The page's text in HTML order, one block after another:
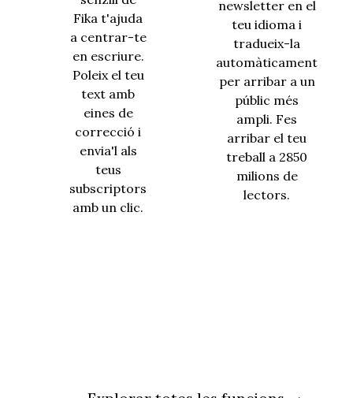
Fika t'ajuda
a centrar-te
en escriure.
Poleix el teu
text amb
eines de
correcció i
envia'l als
teus
subscriptors
amb un clic.
newsletter en el
teu idioma i
tradueix-la
automàticament
per arribar a un
públic més
ampli. Fes
arribar el teu
treball a 2850
milions de
lectors.